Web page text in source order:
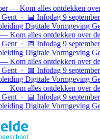
— Kom alles ontdekken
· 📅 Infodag 9
Digitale Vormgeving
Kom alles ontdekken over
· 📅 Infodag 9
Digitale Vormgeving
Kom alles ontdekken over
· 📅 Infodag 9
Digitale Vormgeving
Kom alles ontdekken over
· 📅 Infodag 9
Digitale Vormgeving